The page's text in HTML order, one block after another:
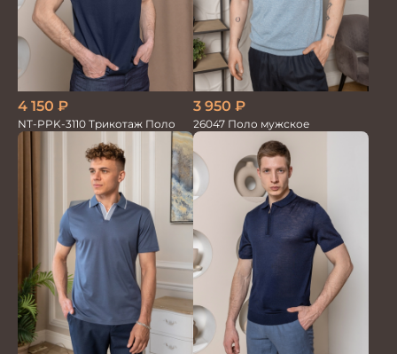
4 150 ₽
NT-PPK-3110 Трикотаж Поло
3 950 ₽
26047 Поло мужское